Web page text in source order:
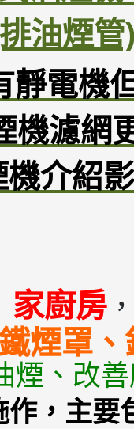
油煙管
靜電機
機濾網
介紹
家廚房
煙罩
煙、改
，主要